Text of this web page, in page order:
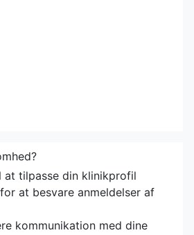
at tilpasse din klinikprofil
at besvare anmeldelser af
kommunikation med dine